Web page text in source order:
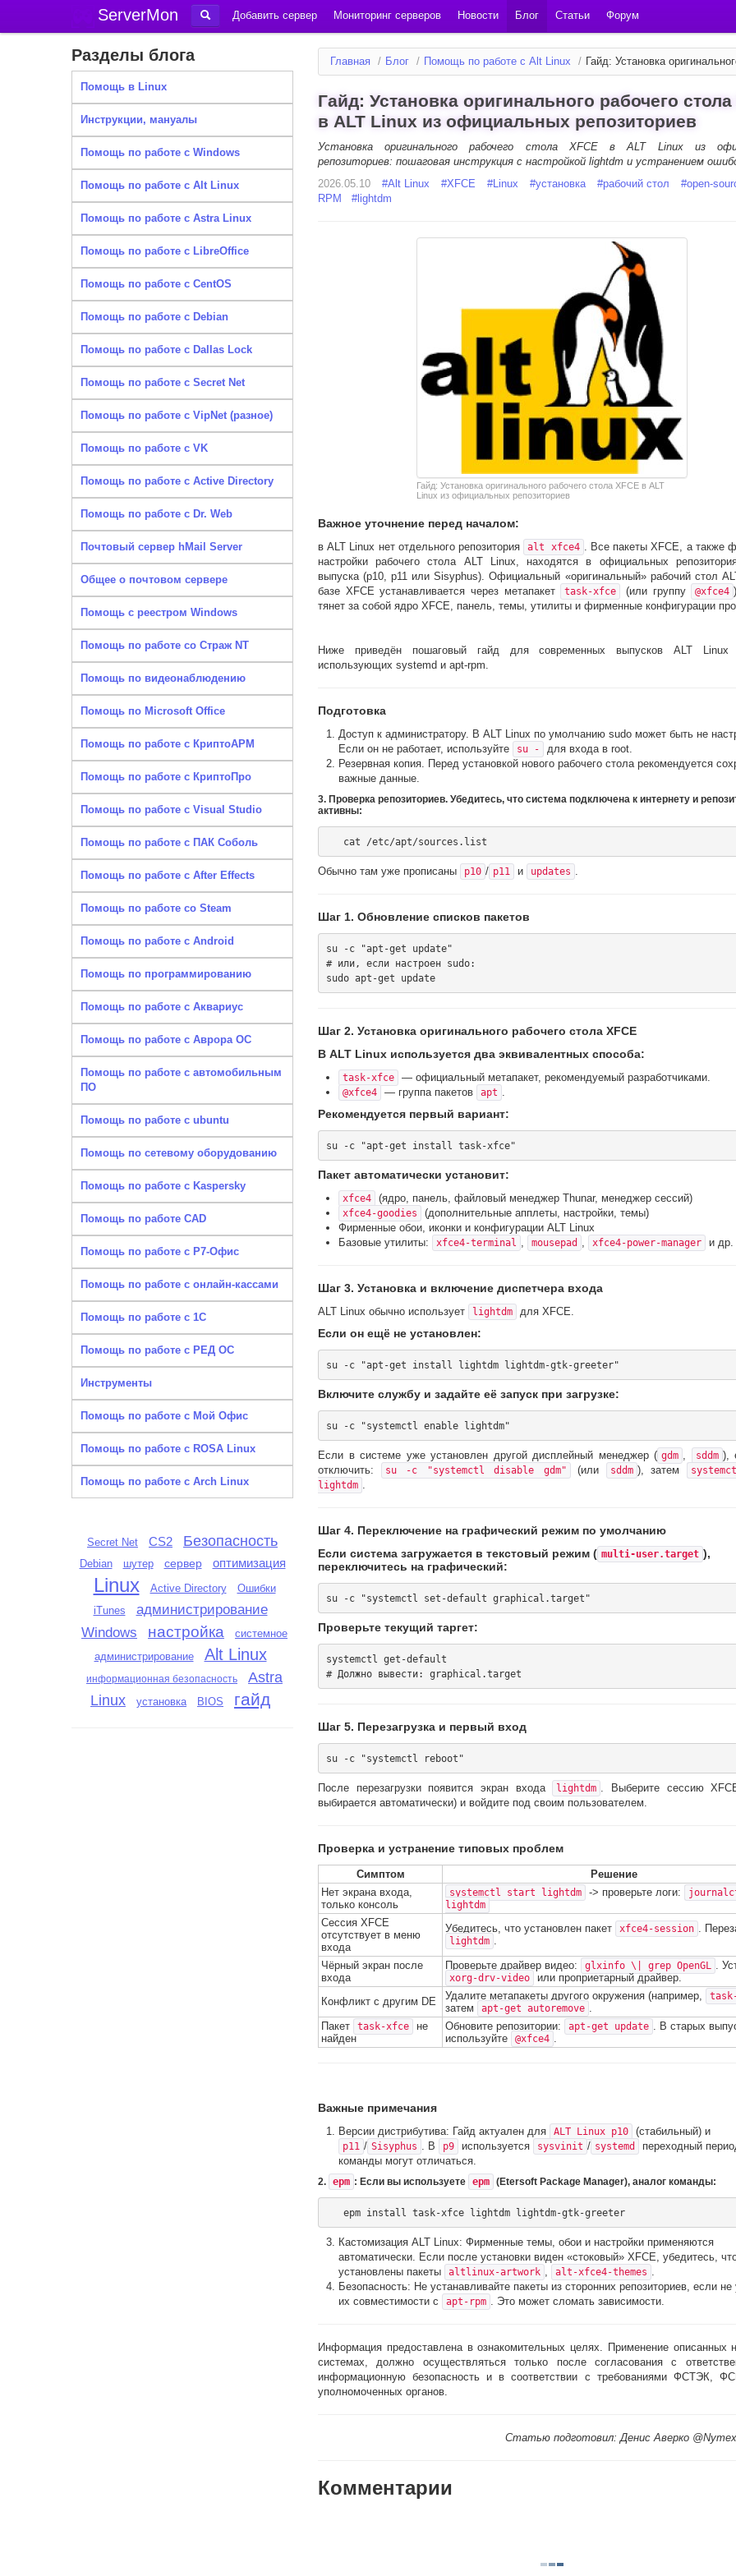
ServerMon Добавить сервер Мониторинг серверов Новости Блог Статьи Форум
Разделы блога
Помощь в Linux
Инструкции, мануалы
Помощь по работе с Windows
Помощь по работе с Alt Linux
Помощь по работе с Astra Linux
Помощь по работе с LibreOffice
Помощь по работе с CentOS
Помощь по работе с Debian
Помощь по работе с Dallas Lock
Помощь по работе с Secret Net
Помощь по работе с VipNet (разное)
Помощь по работе с VK
Помощь по работе с Active Directory
Помощь по работе с Dr. Web
Почтовый сервер hMail Server
Общее о почтовом сервере
Помощь с реестром Windows
Помощь по работе со Страж NT
Помощь по видеонаблюдению
Помощь по Microsoft Office
Помощь по работе с КриптоАРМ
Помощь по работе с КриптоПро
Помощь по работе с Visual Studio
Помощь по работе с ПАК Соболь
Помощь по работе с After Effects
Помощь по работе со Steam
Помощь по работе с Android
Помощь по программированию
Помощь по работе с Аквариус
Помощь по работе с Аврора ОС
Помощь по работе с автомобильным
ПО
Помощь по работе с ubuntu
Помощь по сетевому оборудованию
Помощь по работе с Kaspersky
Помощь по работе CAD
Помощь по работе с Р7-Офис
Помощь по работе с онлайн-кассами
Помощь по работе с 1С
Помощь по работе с РЕД ОС
Инструменты
Помощь по работе с Мой Офис
Помощь по работе с ROSA Linux
Помощь по работе с Arch Linux
Secret Net CS2 Безопасность
Debian шутер сервер оптимизация
Linux Active Directory
Ошибки
iTunes
администрирование
Windows настройка
системное
администрирование
Alt Linux
информационная безопасность
Astra
Linux
установка BIOS гайд
Главная / Блог / Помощь по работе с Alt Linux / Гайд: Установка
Гайд: Установка оригинального рабочего стола
в ALT Linux из официальных репозиториев
Установка оригинального рабочего стола XFCE в ALT Linux из
репозиториев: пошаговая инструкция с настройкой lightdm и устранением
2026.05.10
#Alt Linux #XFCE #Linux #установка #рабочий стол #open-
RPM
#lightdm
Гайд: Установка оригинального рабочего стола XFCE в ALT
Linux из официальных репозиториев
Важное уточнение перед началом:
в ALT Linux нет отдельного репозитория alt xfce4 . Все пакеты XFCE, а также
настройки рабочего стола ALT Linux, находятся в официальных
выпуска (p10, p11 или Sisyphus). Официальный «оригинальный» рабочий стол
базе XFCE устанавливается через метапакет
task-xfce (или группу @xfce4
тянет за собой ядро XFCE, панель, темы, утилиты и фирменные конфигурации
Ниже приведён пошаговый гайд для современных выпусков ALT Linux
использующих systemd и apt-rpm.
Подготовка
Доступ к администратору. В ALT Linux по умолчанию sudo может быть не
Если он не работает, используйте
su -
для входа в root.
Резервная копия. Перед установкой нового рабочего стола рекомендуется
важные данные.
3. Проверка репозиториев. Убедитесь, что система подключена к интернету и
активны:
Обычно там уже прописаны p10 / p11 и updates .
Шаг 1. Обновление списков пакетов
su -c "apt-get update"
# или, если настроен sudo:
sudo apt-get update
Шаг 2. Установка оригинального рабочего стола XFCE
В ALT Linux используется два эквивалентных способа:
task-xfce — официальный метапакет, рекомендуемый разработчиками.
@xfce4 — группа пакетов apt .
Рекомендуется первый вариант:
Пакет автоматически установит:
xfce4 (ядро, панель, файловый менеджер Thunar, менеджер сессий)
xfce4-goodies
(дополнительные апплеты, настройки, темы)
Фирменные обои, иконки и конфигурации ALT Linux
Базовые утилиты:
xfce4-terminal , mousepad , xfce4-power-manager и др.
Шаг 3. Установка и включение диспетчера входа
ALT Linux обычно использует lightdm для XFCE.
Если он ещё не установлен:
Включите службу и задайте её запуск при загрузке:
Если в системе уже установлен другой дисплейный менеджер ( gdm , sddm ),
отключить:
su -c "systemctl disable gdm" (или sddm ), затем
lightdm .
Шаг 4. Переключение на графический режим по умолчанию
Если система загружается в текстовый режим ( multi-user.target ),
переключитесь на графический:
Проверьте текущий таргет:
systemctl get-default
Шаг 5. Перезагрузка и первый вход
После перезагрузки появится экран входа lightdm . Выберите сессию
выбирается автоматически) и войдите под своим пользователем.
Проверка и устранение типовых проблем
Симптом
Решение
Нет экрана входа,
только консоль
systemctl start lightdm -> проверьте логи:
lightdm
Сессия XFCE
отсутствует в меню
входа
Убедитесь, что установлен пакет xfce4-session .
lightdm .
Чёрный экран после
входа
Проверьте драйвер видео: glxinfo \| grep OpenGL .
xorg-drv-video
или проприетарный драйвер.
Конфликт с другим DE
Удалите метапакеты другого окружения (например,
затем
apt-get autoremove .
Пакет
task-xfce
не
найден
Обновите репозитории: apt-get update . В старых
используйте
@xfce4 .
Важные примечания
Версии дистрибутива: Гайд актуален для ALT Linux p10 (стабильный) и
p11 / Sisyphus . В p9 используется sysvinit / systemd
переходный
команды могут отличаться.
2. epm : Если вы используете epm (Etersoft Package Manager), аналог команды:
   epm install task-xfce lightdm lightdm-gtk-greeter
Кастомизация ALT Linux: Фирменные темы, обои и настройки применяются
автоматически. Если после установки виден «стоковый» XFCE, убедитесь,
установлены пакеты
altlinux-artwork , alt-xfce4-themes .
Безопасность: Не устанавливайте пакеты из сторонних репозиториев, если
их совместимости с
apt-rpm . Это может сломать зависимости.
Информация предоставлена в ознакомительных целях. Применение описанных
системах, должно осуществляться только после согласования с
информационную безопасность и в соответствии с требованиями ФСТЭК,
уполномоченных органов.
Статью подготовил: Денис Аверко
Комментарии